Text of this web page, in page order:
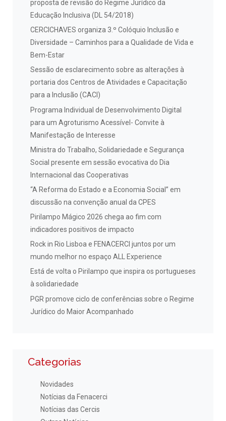
proposta de revisão do Regime Jurídico da
Educação Inclusiva (DL 54/2018)
CERCICHAVES organiza 3.º Colóquio Inclusão e
Diversidade – Caminhos para a Qualidade de Vida e
Bem-Estar
Sessão de esclarecimento sobre as alterações à
portaria dos Centros de Atividades e Capacitação
para a Inclusão (CACI)
Programa Individual de Desenvolvimento Digital
para um Agroturismo Acessível- Convite à
Manifestação de Interesse
Ministra do Trabalho, Solidariedade e Segurança
Social presente em sessão evocativa do Dia
Internacional das Cooperativas
“A Reforma do Estado e a Economia Social” em
discussão na convenção anual da CPES
Pirilampo Mágico 2026 chega ao fim com
indicadores positivos de impacto
Rock in Rio Lisboa e FENACERCI juntos por um
mundo melhor no espaço ALL Experience
Está de volta o Pirilampo que inspira os portugueses
à solidariedade
PGR promove ciclo de conferências sobre o Regime
Jurídico do Maior Acompanhado
Categorias
Novidades
Notícias da Fenacerci
Notícias das Cercis